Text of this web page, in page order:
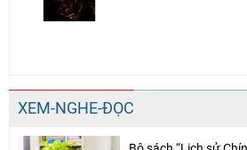
XEM-NGHE-ĐỌC